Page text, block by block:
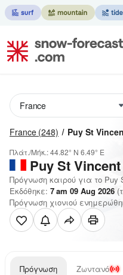
France (248) Puy St
Πλάτ./Μήκ.:44.82° N 6.49° E
Puy St Vincent
Πρόγνωση καιρού για το Puy
Εκδόθηκε: 7 am 09 Aug 2026
Πρόγνωση χιονιού
Πρόγνωση Ζωντανό